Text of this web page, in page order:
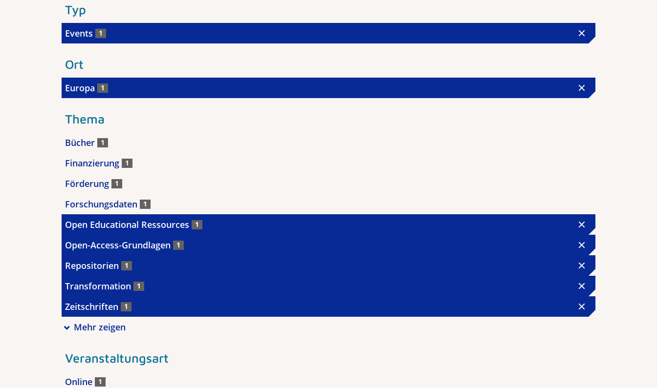
Typ
Events 1
Ort
Europa 1
Thema
Bücher 1
Finanzierung 1
Förderung 1
Forschungsdaten 1
Open Educational Ressources 1
Open-Access-Grundlagen 1
Repositorien 1
Transformation 1
Zeitschriften 1
Mehr zeigen
Veranstaltungsart
Online 1